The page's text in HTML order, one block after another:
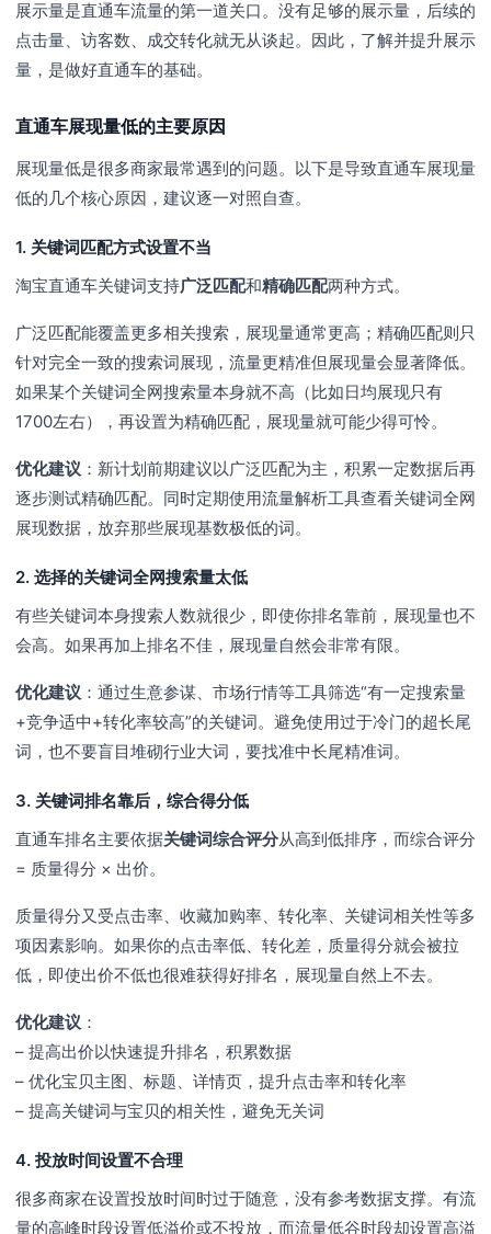
展示量是直通车流量的第一道关口。没有足够的展示量，后续的
点击量、访客数、成交转化就无从谈起。因此，了解并提升展示
量，是做好直通车的基础。
直通车展现量低的主要原因
展现量低是很多商家最常遇到的问题。以下是导致直通车展现量
低的几个核心原因，建议逐一对照自查。
1. 关键词匹配方式设置不当
淘宝直通车关键词支持广泛匹配和精确匹配两种方式。
广泛匹配能覆盖更多相关搜索，展现量通常更高；精确匹配则只
针对完全一致的搜索词展现，流量更精准但展现量会显著降低。
如果某个关键词全网搜索量本身就不高（比如日均展现只有
1700左右），再设置为精确匹配，展现量就可能少得可怜。
优化建议 ：新计划前期建议以广泛匹配为主，积累一定数据后再
逐步测试精确匹配。同时定期使用流量解析工具查看关键词全网
展现数据，放弃那些展现基数极低的词。
2. 选择的关键词全网搜索量太低
有些关键词本身搜索人数就很少，即使你排名靠前，展现量也不
会高。如果再加上排名不佳，展现量自然会非常有限。
优化建议 ：通过生意参谋、市场行情等工具筛选“有一定搜索量
+竞争适中+转化率较高”的关键词。避免使用过于冷门的超长尾
词，也不要盲目堆砌行业大词，要找准中长尾精准词。
3. 关键词排名靠后，综合得分低
直通车排名主要依据关键词综合评分从高到低排序，而综合评分
= 质量得分 × 出价。
质量得分又受点击率、收藏加购率、转化率、关键词相关性等多
项因素影响。如果你的点击率低、转化差，质量得分就会被拉
低，即使出价不低也很难获得好排名，展现量自然上不去。
优化建议 ：
– 提高出价以快速提升排名，积累数据
– 优化宝贝主图、标题、详情页，提升点击率和转化率
– 提高关键词与宝贝的相关性，避免无关词
4. 投放时间设置不合理
很多商家在设置投放时间时过于随意，没有参考数据支撑。有流
量的高峰时段设置低溢价或不投放，而流量低谷时段却设置高溢